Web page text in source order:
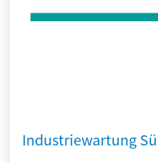
Industriewartung